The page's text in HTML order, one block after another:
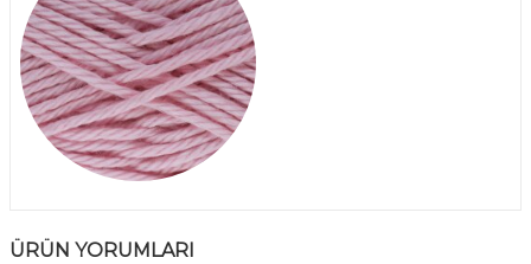
ÜRÜN YORUMLARI